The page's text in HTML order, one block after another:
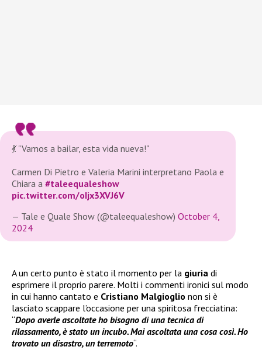
💃 "Vamos a bailar, esta vida nueva!"
Carmen Di Pietro e Valeria Marini interpretano Paola e
Chiara a #taleequaleshow
pic.twitter.com/oIjx3XVJ6V
— Tale e Quale Show (@taleequaleshow) October 4,
2024
A un certo punto è stato il momento per la giuria di
esprimere il proprio parere. Molti i commenti ironici sul modo
in cui hanno cantato e Cristiano Malgioglio non si è
lasciato scappare l’occasione per una spiritosa frecciatina:
“Dopo averle ascoltate ho bisogno di una tecnica di
rilassamento, è stato un incubo. Mai ascoltata una cosa così. Ho
trovato un disastro, un terremoto“.